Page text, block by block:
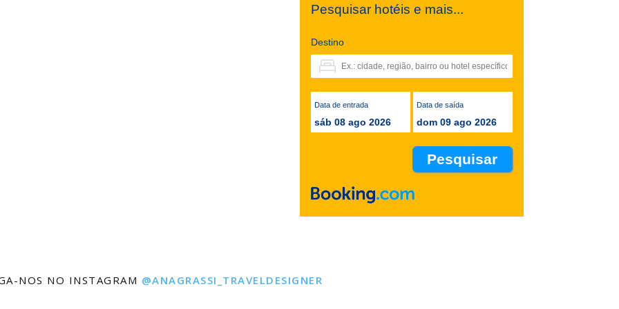
Pesquisar hotéis e mais...
Destino
Data de entrada
sáb 08 ago 2026
Data de saída
dom 09 ago 2026
NOS NO INSTAGRAM @ANAGRASSI_TRAVELDESIGNER